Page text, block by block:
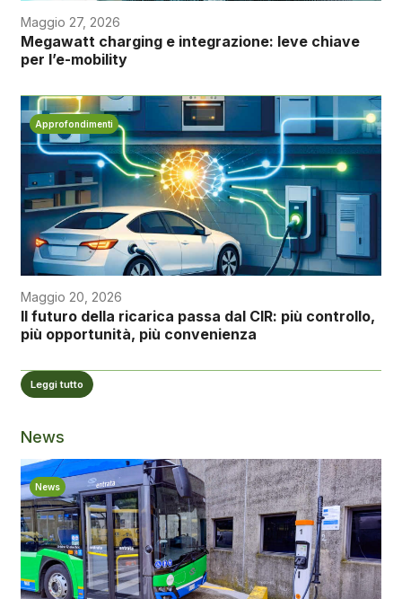
Maggio 27, 2026
Megawatt charging e integrazione: leve chiave
per l’e-mobility
Approfondimenti
Maggio 20, 2026
Il futuro della ricarica passa dal CIR: più controllo,
più opportunità, più convenienza
Leggi tutto
News
News